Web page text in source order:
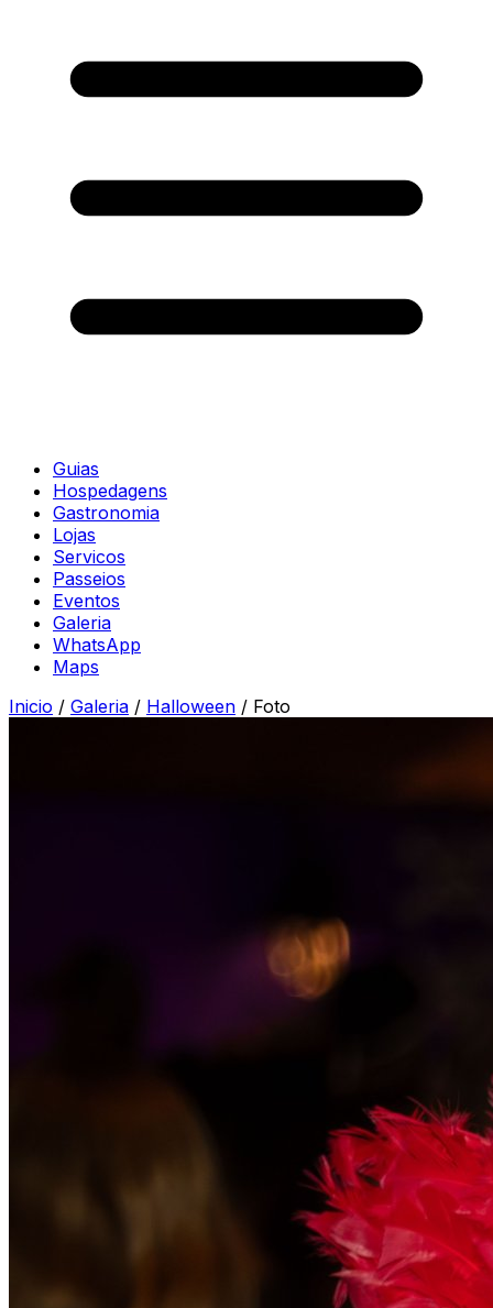
Guias
Hospedagens
Gastronomia
Lojas
Servicos
Passeios
Eventos
Galeria
WhatsApp
Maps
Inicio / Galeria / Halloween / Foto